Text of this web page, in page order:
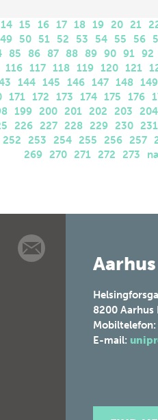
14 15 16 17 18 19 20 21
49 50 51 52 53 54 55 56
85 86 87 88 89 90 91 92
116 117 118 119 120 121
144 145 146 147 148 149
171 172 173 174 175 176
199 200 201 202 203 204
226 227 228 229 230 231
252 253 254 255 256 257
269 270 271 272 273
8200 Aarhus
Mobiltelefon:
E-mail: